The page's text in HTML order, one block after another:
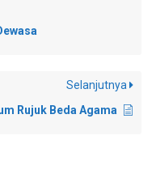
Selanjutnya
Rujuk Beda Agama